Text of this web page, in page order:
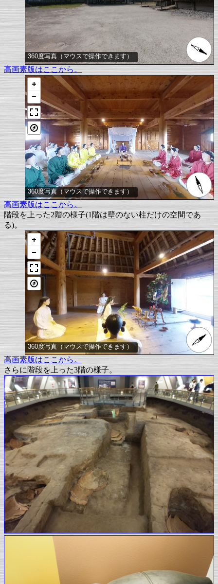
360度写真（マウスで操作できます）
高画素版はここから。
360度写真（マウスで操作できます）
高画素版はここから。
階段を上った2階の様子(1階は壁のない柱だけの空間であ
る)。
360度写真（マウスで操作できます）
高画素版はここから。
さらに階段を上った3階の様子。